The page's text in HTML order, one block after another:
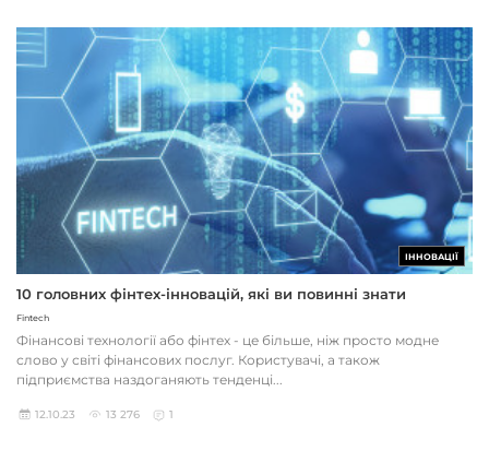
ІННОВАЦІЇ
10 головних фінтех-інновацій, які ви повинні знати
Fintech
Фінансові технології або фінтех - це більше, ніж просто модне
слово у світі фінансових послуг. Користувачі, а також
підприємства наздоганяють тенденці...
12.10.23 13 276 1